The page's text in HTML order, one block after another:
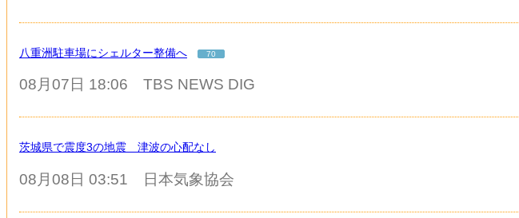
八重洲駐車場にシェルター整備へ 70
08月07日 18:06 TBS NEWS DIG
茨城県で震度3の地震 津波の心配なし
08月08日 03:51 日本気象協会